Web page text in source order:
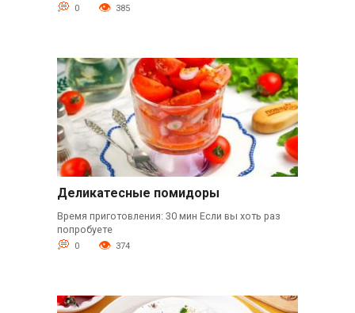
0 385
Деликатесные помидоры
Время приготовления: 30 мин Если вы хоть раз
попробуете
0 374